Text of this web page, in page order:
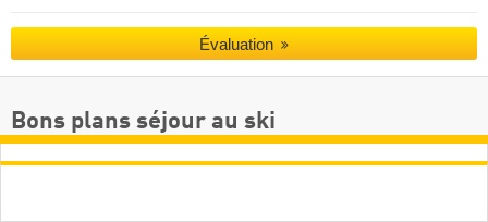
Évaluation
Bons plans séjour au ski